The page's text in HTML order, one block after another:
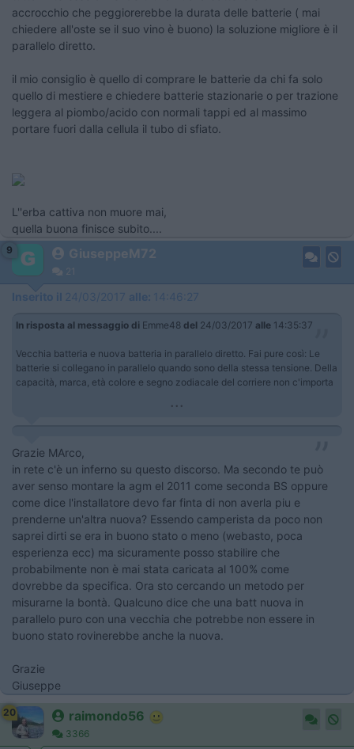
accrocchio che peggiorerebbe la durata delle batterie ( mai
chiedere all'oste se il suo vino è buono) la soluzione migliore è il
parallelo diretto.
il mio consiglio è quello di comprare le batterie da chi fa solo
quello di mestiere e chiedere batterie stazionarie o per trazione
leggera al piombo/acido con normali tappi ed al massimo
portare fuori dalla cellula il tubo di sfiato.
L''erba cattiva non muore mai,
quella buona finisce subito....
9 GiuseppeM72
21
Inserito il 24/03/2017 alle: 14:46:27
In risposta al messaggio di Emme48 del 24/03/2017 alle 14:35:37
Vecchia batteria e nuova batteria in parallelo diretto. Fai pure così: Le
batterie si collegano in parallelo quando sono della stessa tensione. Della
capacità, marca, età colore e segno zodiacale del corriere non c'importa
...
Grazie MArco,
in rete c'è un inferno su questo discorso. Ma secondo te può
aver senso montare la agm el 2011 come seconda BS oppure
come dice l'installatore devo far finta di non averla piu e
prenderne un'altra nuova? Essendo camperista da poco non
saprei dirti se era in buono stato o meno (webasto, poca
esperienza ecc) ma sicuramente posso stabilire che
probabilmente non è mai stata caricata al 100% come
dovrebbe da specifica. Ora sto cercando un metodo per
misurarne la bontà. Qualcuno dice che una batt nuova in
parallelo puro con una vecchia che potrebbe non essere in
buono stato rovinerebbe anche la nuova.
Grazie
Giuseppe
20 raimondo56
3366